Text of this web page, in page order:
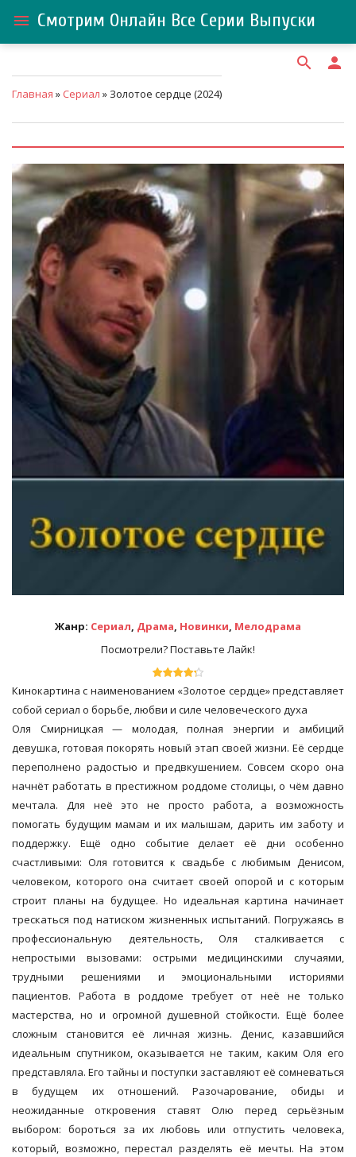
menu Смотрим Онлайн Все Серии Выпуски
search person
Главная » Сериал » Золотое сердце (2024)
Жанр: Сериал, Драма, Новинки, Мелодрама
Посмотрели? Поставьте Лайк!
Кинокартина с наименованием «Золотое сердце» представляет
собой сериал о борьбе, любви и силе человеческого духа
Оля Смирницкая — молодая, полная энергии и амбиций
девушка, готовая покорять новый этап своей жизни. Её сердце
переполнено радостью и предвкушением. Совсем скоро она
начнёт работать в престижном роддоме столицы, о чём давно
мечтала. Для неё это не просто работа, а возможность
помогать будущим мамам и их малышам, дарить им заботу и
поддержку. Ещё одно событие делает её дни особенно
счастливыми: Оля готовится к свадьбе с любимым Денисом,
человеком, которого она считает своей опорой и с которым
строит планы на будущее. Но идеальная картина начинает
трескаться под натиском жизненных испытаний. Погружаясь в
профессиональную деятельность, Оля сталкивается с
непростыми вызовами: острыми медицинскими случаями,
трудными решениями и эмоциональными историями
пациентов. Работа в роддоме требует от неё не только
мастерства, но и огромной душевной стойкости. Ещё более
сложным становится её личная жизнь. Денис, казавшийся
идеальным спутником, оказывается не таким, каким Оля его
представляла. Его тайны и поступки заставляют её сомневаться
в будущем их отношений. Разочарование, обиды и
неожиданные откровения ставят Олю перед серьёзным
выбором: бороться за их любовь или отпустить человека,
который, возможно, перестал разделять её мечты. На этом